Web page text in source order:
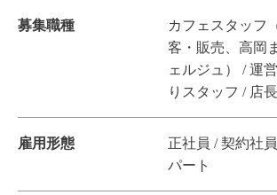
募集職種
カフェスタッフ
客・販売、高岡
ェルジュ） / 運
りスタッフ / 店
雇用形態
正社員 / 契約社
パート